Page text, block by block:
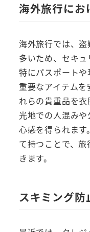
海外旅行にお
海外旅行では、
多いため、セキュ
特にパスポート
重要なアイテム
れらの貴重品を
光地での人混み
心感を得られま
て持つことで、
きます。
スキミング防